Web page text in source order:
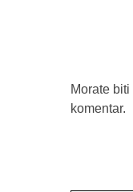
Morate biti
komentar.